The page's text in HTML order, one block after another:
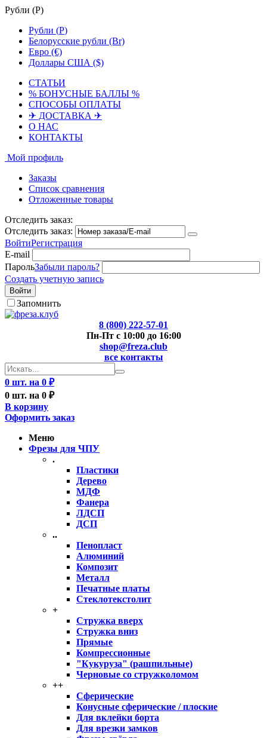
Рубли (Р)
Рубли (Р)
Белорусские рубли (Br)
Евро (€)
Доллары США ($)
СТАТЬИ
% БОНУСНЫЕ БАЛЛЫ %
СПОСОБЫ ОПЛАТЫ
✈ ДОСТАВКА ✈
О НАС
КОНТАКТЫ
Мой профиль
Заказы
Список сравнения
Отложенные товары
Отследить заказ:
Отследить заказ:
ВойтиРегистрация
E-mail
ПарольЗабыли пароль?
Создать учетную запись
Войти
Запомнить
8 (800) 222-57-01
Пн-Пт с 10:00 до 16:00
shop@freza.club
все контакты
0 шт. на 0 ₽
0 шт. на 0 ₽
В корзину
Оформить заказ
Меню
Фрезы для ЧПУ
.
Пластики
Дерево
МДФ
Фанера
ЛДСП
ДСП
..
Пенопласт
Алюминий
Композит
Металл
Печатные платы
Стеклотекстолит
+
Стружка вверх
Стружка вниз
Прямые
Компрессионные
"Кукуруза" (рашпильные)
Черновые со стружколомом
++
Сферические
Конусные сферические / плоские
Для вклейки борта
Для врезки замков